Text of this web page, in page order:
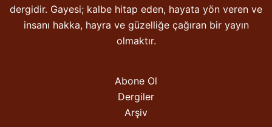
dergidir. Gayesi; kalbe hitap eden, hayata yön veren ve
insanı hakka, hayra ve güzelliğe çağıran bir yayın
olmaktır.
Abone Ol
Dergiler
Arşiv